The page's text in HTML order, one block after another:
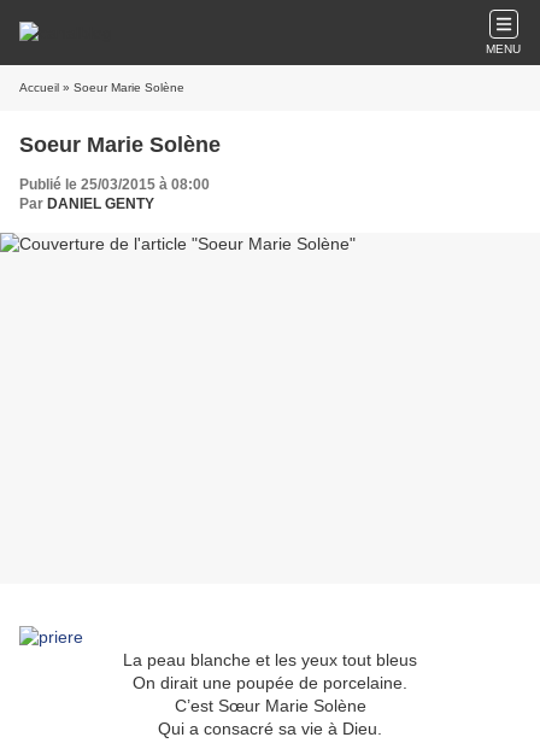
MENU
Accueil » Soeur Marie Solène
Soeur Marie Solène
Publié le 25/03/2015 à 08:00
Par DANIEL GENTY
La peau blanche et les yeux tout bleus
On dirait une poupée de porcelaine.
C’est Sœur Marie Solène
Qui a consacré sa vie à Dieu.